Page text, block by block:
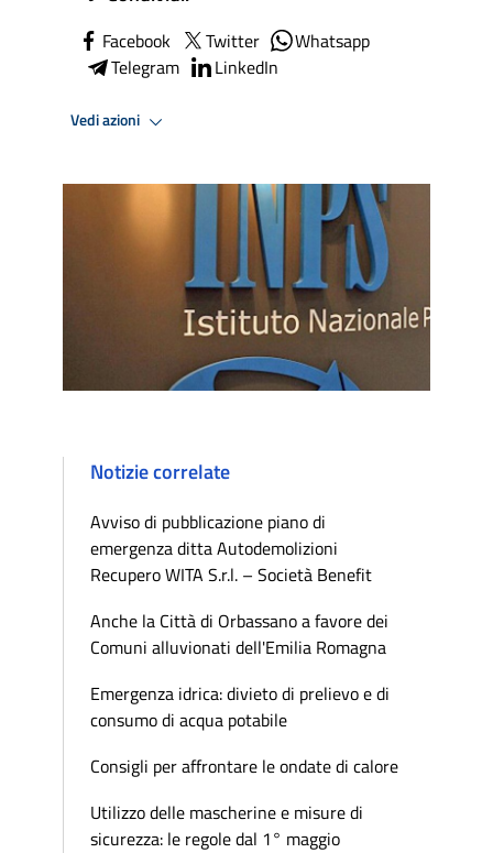
Facebook Twitter
Whatsapp
Telegram
LinkedIn
Vedi azioni
Notizie correlate
Avviso di pubblicazione piano di
emergenza ditta Autodemolizioni
Recupero WITA S.r.l. – Società Benefit
Anche la Città di Orbassano a favore dei
Comuni alluvionati dell'Emilia Romagna
Emergenza idrica: divieto di prelievo e di
consumo di acqua potabile
Consigli per affrontare le ondate di calore
Utilizzo delle mascherine e misure di
sicurezza: le regole dal 1° maggio